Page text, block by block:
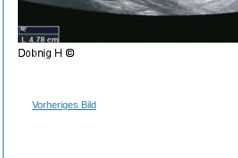
Vorheriges Bild